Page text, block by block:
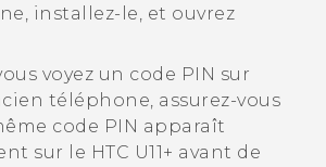
installez-le, et ouvrez
voyez un code PIN sur
téléphone, assurez-vous
code PIN apparaît
sur le HTC U11‍+ avant de